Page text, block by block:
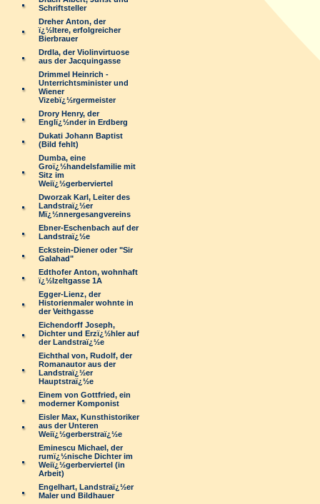
Schriftsteller
Dreher Anton, der
ï¿½ltere, erfolgreicher
Bierbrauer
Drdla, der Violinvirtuose
aus der Jacquingasse
Drimmel Heinrich -
Unterrichtsminister und
Wiener
Vizebï¿½rgermeister
Drory Henry, der
Englï¿½nder in Erdberg
Dukati Johann Baptist
(Bild fehlt)
Dumba, eine
Groï¿½handelsfamilie mit
Sitz im
Weiï¿½gerberviertel
Dworzak Karl, Leiter des
Landstraï¿½er
Mï¿½nnergesangvereins
Ebner-Eschenbach auf der
Landstraï¿½e
Eckstein-Diener oder "Sir
Galahad"
Edthofer Anton, wohnhaft
ï¿½lzeltgasse 1A
Egger-Lienz, der
Historienmaler wohnte in
der Veithgasse
Eichendorff Joseph,
Dichter und Erzï¿½hler auf
der Landstraï¿½e
Eichthal von, Rudolf, der
Romanautor aus der
Landstraï¿½er
Hauptstraï¿½e
Einem von Gottfried, ein
moderner Komponist
Eisler Max, Kunsthistoriker
aus der Unteren
Weiï¿½gerberstraï¿½e
Eminescu Michael, der
rumï¿½nische Dichter im
Weiï¿½gerberviertel (in
Arbeit)
Engelhart, Landstraï¿½er
Maler und Bildhauer